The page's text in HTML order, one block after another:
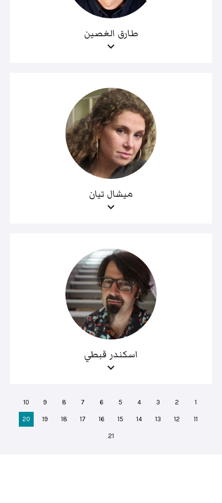
طارق الغصين
ميشال تيان
اسكندر قبطي
1
2
3
4
5
6
7
8
9
10
11
12
13
14
15
16
17
18
19
20
21